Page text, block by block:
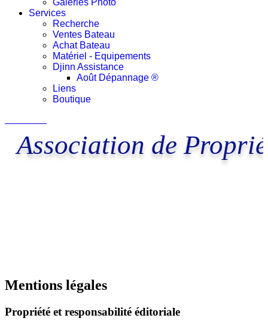
Galeries Photo
Services
Recherche
Ventes Bateau
Achat Bateau
Matériel - Equipements
Djinn Assistance
Août Dépannage ®
Liens
Boutique
Association de
Mentions légales
Propriété et responsabilité éditoriale